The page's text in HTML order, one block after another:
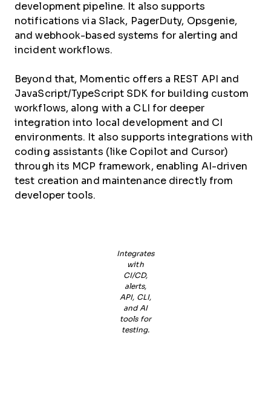
development pipeline. It also supports
notifications via Slack, PagerDuty, Opsgenie,
and webhook-based systems for alerting and
incident workflows.
Beyond that, Momentic offers a REST API and
JavaScript/TypeScript SDK for building custom
workflows, along with a CLI for deeper
integration into local development and CI
environments. It also supports integrations with
coding assistants (like Copilot and Cursor)
through its MCP framework, enabling AI-driven
test creation and maintenance directly from
developer tools.
Integrates
with
CI/CD,
alerts,
API, CLI,
and AI
tools for
testing.